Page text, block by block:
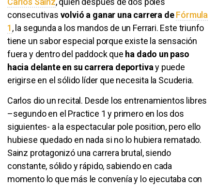
consecutivas volvió a ganar una carrera deFórmula
1, la segunda a los mandos de un Ferrari. Este triunfo
tiene un sabor especial porque existe la sensación
fuera y dentro del paddock que ha dado un paso
hacia delante en su carrera deportivay puede
erigirse en el sólido líder que necesita la Scuderia.
Carlos dio un recital. Desde los entrenamientos libres
–segundo en el Practice 1 y primero en los dos
siguientes- a la espectacular pole position, pero ello
hubiese quedado en nada si no lo hubiera rematado.
Sainz protagonizó una carrera brutal, siendo
constante, sólido y rápido, sabiendo en cada
momento lo que más le convenía y lo ejecutaba con